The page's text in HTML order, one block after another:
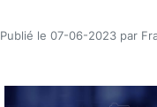
Publié le 07-06-2023 par